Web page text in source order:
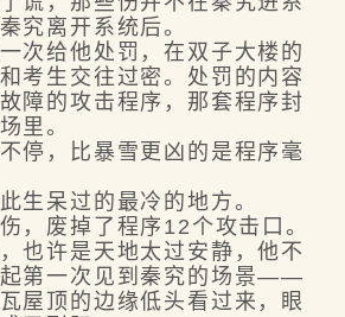
究离开系统后。
给他处罚，在双子大楼的
考生交往过密。处罚的内容
障的攻击程序，那套程序封
里。
，比暴雪更凶的是程序毫
呆过的最冷的地方。
废掉了程序12个攻击口。
也许是天地太过安静，他不
第一次见到秦究的场景——
顶的边缘低头看过来，眼